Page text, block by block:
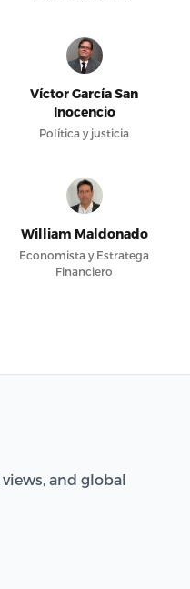
Víctor García San
Inocencio
Política y justicia
William Maldonado
Economista y Estratega
Financiero
and global